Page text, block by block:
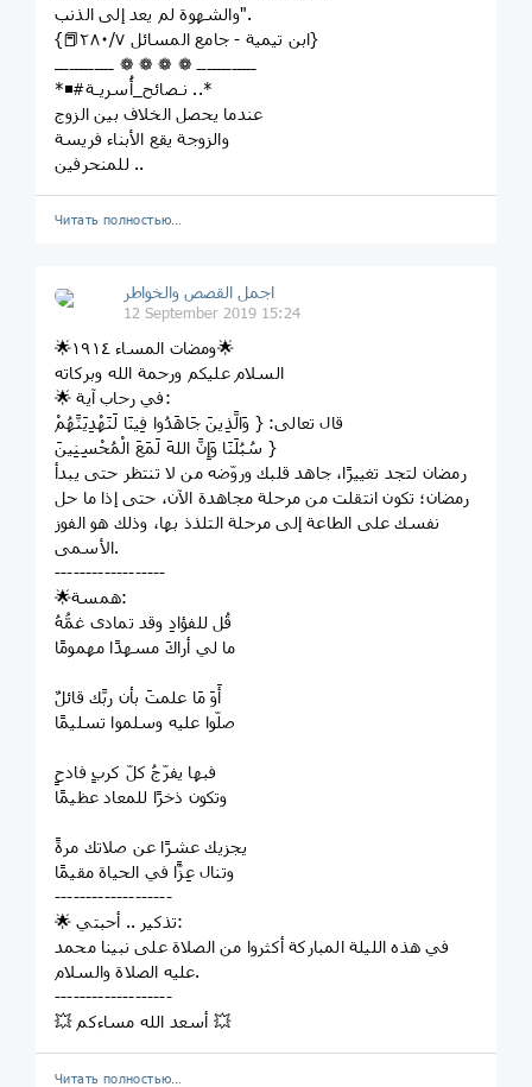
والشهوة لم يعد إلى الذنب".
{📕‏ابن تيمية - جامع المسائل ٢٨٠/٧}
‏ــــــــــــ ❁ ❁ ❁ ❁ ــــــــــــ
*◾️#نـصائح_أُسريـة ..*
عندما يحصل الخلاف بين الزوج
والزوجة يقع الأبناء فريسة
للمنحرفين ..
Читать полностью…
اجمل القصص والخواطر
12 September 2019 15:24
🌟ومضات المساء ١٩١٤🌟
السلام عليكم ورحمة الله وبركاته
🌟 في رحاب آية:
قال تعالى: ‌‌‌‌‌‌‌‏{ وَالَّذِينَ جَاهَدُوا فِينَا لَنَهْدِيَنَّهُمْ
سُبُلَنَا وَإِنَّ اللهَ لَمَعَ الْمُحْسِنِينَ }
لا تنتظر حتى يبدأ ‎رمضان لتجد تغييرًا، جاهد قلبك وروّضه من
الآن، حتى إذا ما حل ‎رمضان؛ تكون انتقلت من مرحلة مجاهدة
نفسك على الطاعة إلى مرحلة التلذذ بها، وذلك هو الفوز
الأسمى.
------------------
🌟همسة:
قُل للفؤادِ وقد تمادى غمُّهُ
ما لي أراكَ مسهدًا مهمومًا
أَوَ مَا علمتَ بأن ربَّك قائلٌ
صلّوا عليه وسلموا تسليمًا
فبها يفرّجُ كلّ كربٍ فادحٍ
وتكون ذخرًا للمعاد عظيمًا
يجزيك عشرًا عن صلاتك مرةً
وتنال عِزًّا في الحياة مقيمًا
-------------------
🌟 تذكير .. أحبتي:
في هذه الليلة المباركة أكثروا من الصلاة على نبينا محمد
عليه الصلاة والسلام.
-------------------
💥 أسعد الله مساءكم 💥
Читать полностью…